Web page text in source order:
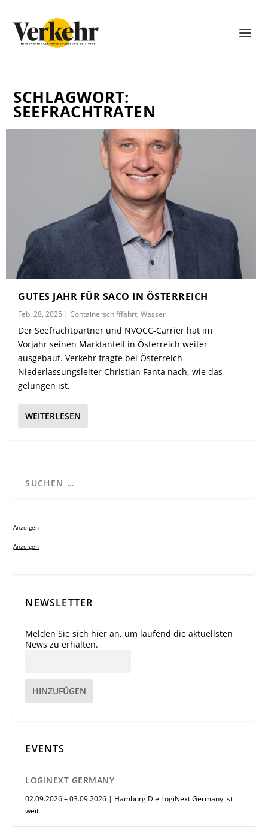
SCHLAGWORT:
SEEFRACHTRATEN
GUTES JAHR FÜR SACO IN ÖSTERREICH
Feb. 28, 2025 |Containerschifffahrt,Wasser
Der Seefrachtpartner und NVOCC-Carrier hat im
Vorjahr seinen Marktanteil in Österreich weiter
ausgebaut. Verkehr fragte bei Österreich-
Niederlassungsleiter Christian Fanta nach, wie das
gelungen ist.
WEITERLESEN
Anzeigen
Anzeigen
NEWSLETTER
Melden Sie sich hier an, um laufend die aktuellsten
News zu erhalten.
HINZUFÜGEN
EVENTS
LOGINEXT GERMANY
02.09.2026 – 03.09.2026 | Hamburg Die LogiNext Germany ist
weit